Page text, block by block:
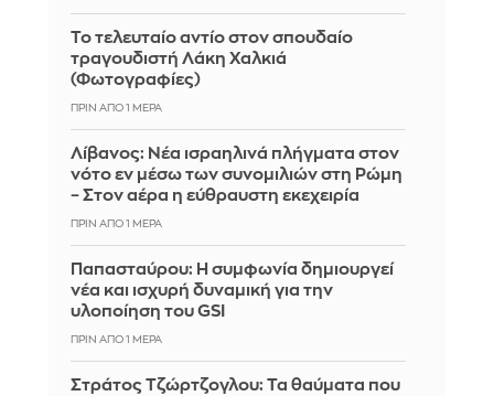
Το τελευταίο αντίο στον σπουδαίο
τραγουδιστή Λάκη Χαλκιά
(Φωτογραφίες)
ΠΡΙΝ ΑΠΌ 1 ΜΈΡΑ
Λίβανος: Νέα ισραηλινά πλήγματα στον
νότο εν μέσω των συνομιλιών στη Ρώμη
– Στον αέρα η εύθραυστη εκεχειρία
ΠΡΙΝ ΑΠΌ 1 ΜΈΡΑ
Παπασταύρου: Η συμφωνία δημιουργεί
νέα και ισχυρή δυναμική για την
υλοποίηση του GSI
ΠΡΙΝ ΑΠΌ 1 ΜΈΡΑ
Στράτος Τζώρτζογλου: Τα θαύματα που